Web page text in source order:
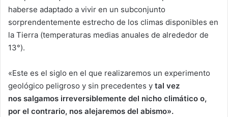
haberse adaptado a vivir en un subconjunto
sorprendentemente estrecho de los climas disponibles en
la Tierra (temperaturas medias anuales de alrededor de
13°).
«Este es el siglo en el que realizaremos un experimento
geológico peligroso y sin precedentes y tal vez
nos salgamos irreversiblemente del nicho climático o,
por el contrario, nos alejaremos del abismo».